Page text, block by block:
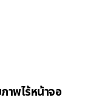
พไร้หน้าจอ